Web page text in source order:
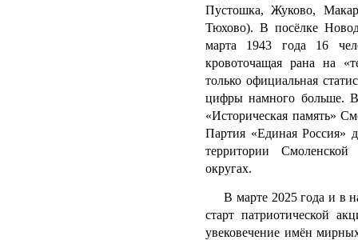
Пустошка, Жуково,
Тюхово). В посёлке
марта 1943 года 16
кровоточащая рана на
только официальная
цифры намного больше.
«Историческая память»
Партия «Единая Россия»
территории
округах.
В марте 2025 года и в
старт патриотической
увековечение имён